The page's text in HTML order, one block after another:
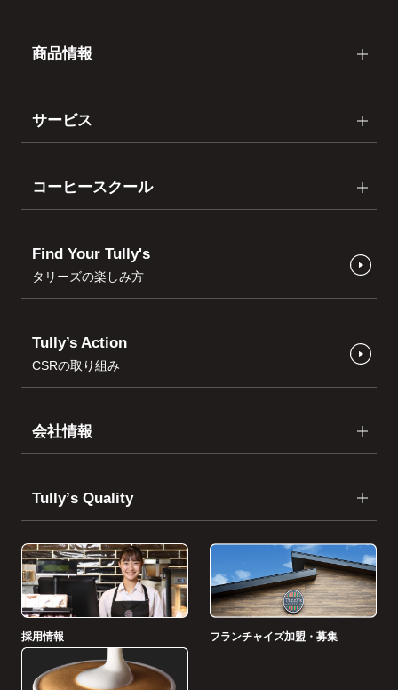
商品情報
サービス
コーヒースクール
Find Your Tully's
タリーズの楽しみ方
Tully’s Action
CSRの取り組み
会社情報
Tullyʼs Quality
採用情報 フランチャイズ加盟・募集